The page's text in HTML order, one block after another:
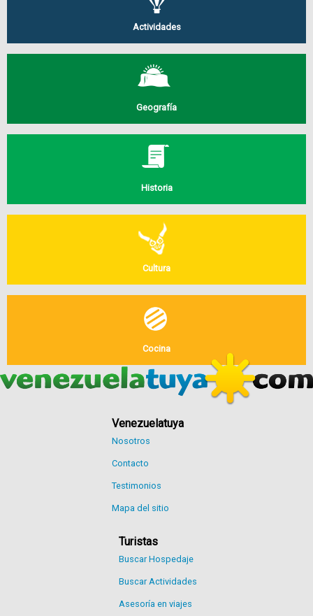
Actividades
Geografía
Historia
Cultura
Cocina
Venezuelatuya
Nosotros
Contacto
Testimonios
Mapa del sitio
Turistas
Buscar Hospedaje
Buscar Actividades
Asesoría en viajes